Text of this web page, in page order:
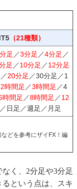
（21種類）
足 ／3分足 ／4分足 ／
足 ／10分足 ／12分足
20分足 ／30分足／1
2時間足 ／3時間足 ／4
時間足 ／8時間足 ／12
／日足／週足／月足
どを参考にザイFX！編
く、2分足や3分足
という点は、スキ